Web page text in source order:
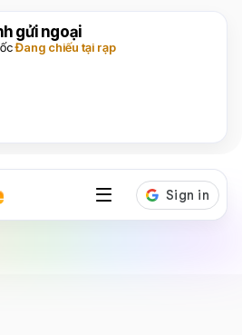
gửi ngoại
Đang chiếu tại rạp